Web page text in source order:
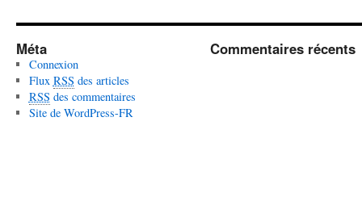
Méta
Connexion
Flux RSS des articles
RSS des commentaires
Site de WordPress-FR
Commentaires récents